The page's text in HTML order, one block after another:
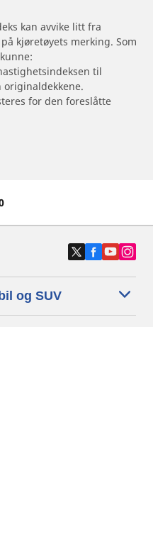
kan avvike litt fra
kjøretøyets merking. Som
til
originaldekkene.
for den foreslåtte
og SUV